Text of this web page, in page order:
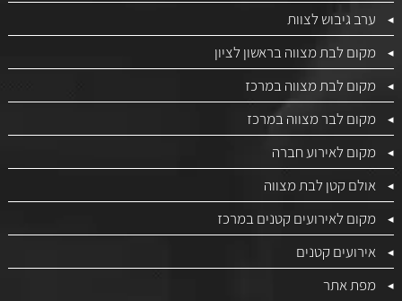
ערב גיבוש לצוות
מקום לבת מצווה בראשון לציון
מקום לבת מצווה במרכז
מקום לבר מצווה במרכז
מקום לאירוע חברה
אולם קטן לבת מצווה
מקום לאירועים קטנים במרכז
אירועים קטנים
מפת אתר